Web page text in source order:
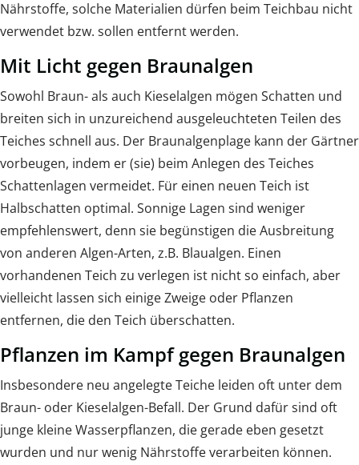
Nährstoffe, solche Materialien dürfen beim Teichbau nicht
verwendet bzw. sollen entfernt werden.
Mit Licht gegen Braunalgen
Sowohl Braun- als auch Kieselalgen mögen Schatten und
breiten sich in unzureichend ausgeleuchteten Teilen des
Teiches schnell aus. Der Braunalgenplage kann der Gärtner
vorbeugen, indem er (sie) beim Anlegen des Teiches
Schattenlagen vermeidet. Für einen neuen Teich ist
Halbschatten optimal. Sonnige Lagen sind weniger
empfehlenswert, denn sie begünstigen die Ausbreitung
von anderen Algen-Arten, z.B. Blaualgen. Einen
vorhandenen Teich zu verlegen ist nicht so einfach, aber
vielleicht lassen sich einige Zweige oder Pflanzen
entfernen, die den Teich überschatten.
Pflanzen im Kampf gegen Braunalgen
Insbesondere neu angelegte Teiche leiden oft unter dem
Braun- oder Kieselalgen-Befall. Der Grund dafür sind oft
junge kleine Wasserpflanzen, die gerade eben gesetzt
wurden und nur wenig Nährstoffe verarbeiten können.